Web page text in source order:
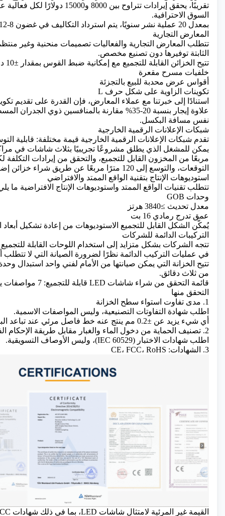
تقريبًا، يحقق إيرادات تتراوح بين 8000
السوق الاحترافية.
بمعدل 20 عملية نشر سنويًا، يتم استرداد التكاليف في غضون 8-12 شهرًا.
المعارض التجارية
تتطلب المعارض التجارية والفعاليات تصميمات منحنية وغير
الثابتة توفيرها دون تصنيع مخصص.
تتيح الخزائن القابلة للتجميع مع إمكانية ضبط القوس بمقدار ±10 درجات ما يلي:
خلفيات مسرح مقعرة
أقواس عرض محدبة للبيع بالتجزئة
تكوينات الزاوية على شكل حرف L
استنادًا إلى خبرتنا مع عملاء المعارض، فإن القدرة على تقديم
علاوة إيجار بنسبة 20-35% مقارنة بالمنافسين ذوي
نفس مسافة البكسل.
شبكات الإعلانات الرقمية الخارجية
تقدم شبكات الإعلانات الرقمية الخارجية قيمة مختلفة: قابلية
مربعًا من المخزون القابل للتجميع، والتحقق من إيرادات
التوقعات، والتوسع إلى 120 مترًا مربعًا عن طريق شراء خزائن إضافية متطابقة.
استوديوهات الإنتاج بتقنية الواقع الممتد والافتراضي
تتطلب تقنيات الواقع الممتد واستوديوهات الإنتاج الافتراضية ما
وحدات GOB
معدل تحديث ≥3840 هرتز
عمق تدرج رمادي 16 بت
يُمكّن الشكل القابل للتجميع الاستوديوهات من إعادة تشكيل أبعاد
التركيبات الدائمة للشركات
تتجه الشركات بشكل متزايد إلى استخدام اللوحات القابلة
في عمليات التركيب الدائمة نظرًا لضرورة الصيانة التي لا
من ثلاث دقائق.
التحقق منها
1. مدى تفاوت استواء سطح الخزانة
اطلب شهادة التفاوتات التصنيعية، وليس المواصفات الاسمية.
أي شيء يزيد عن ±0.2 مم ينتج عنه خط فاصل مرئي عند تباعد البكسلات الأقل من P3.9.
2. تصنيف الحماية من دخول الماء والغبار مقابل طريقة الإحكام الفعلية
اطلب شهادات الاختبار (IEC 60529)، وليس الأوصاف التسويقية.
3. الشهادات: CE، FCC، RoHS